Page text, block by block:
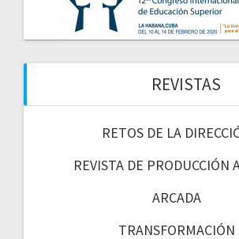
REVISTAS
RETOS DE LA
REVISTA DE PRODUCCIÓN
ARCADA
TRANSFORMACIÓN